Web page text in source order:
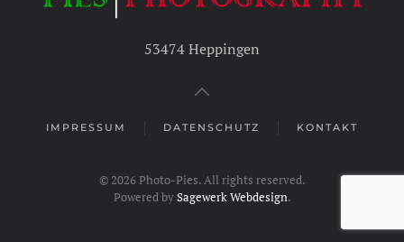
53474 Heppingen
IMPRESSUM DATENSCHUTZ KONTAKT
© 2026Photo-Pies. All rights reserved.
Powered bySagewerk Webdesign.